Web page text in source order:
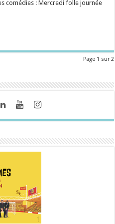
comédies : Mercredi folle journée
Page 1 sur 2